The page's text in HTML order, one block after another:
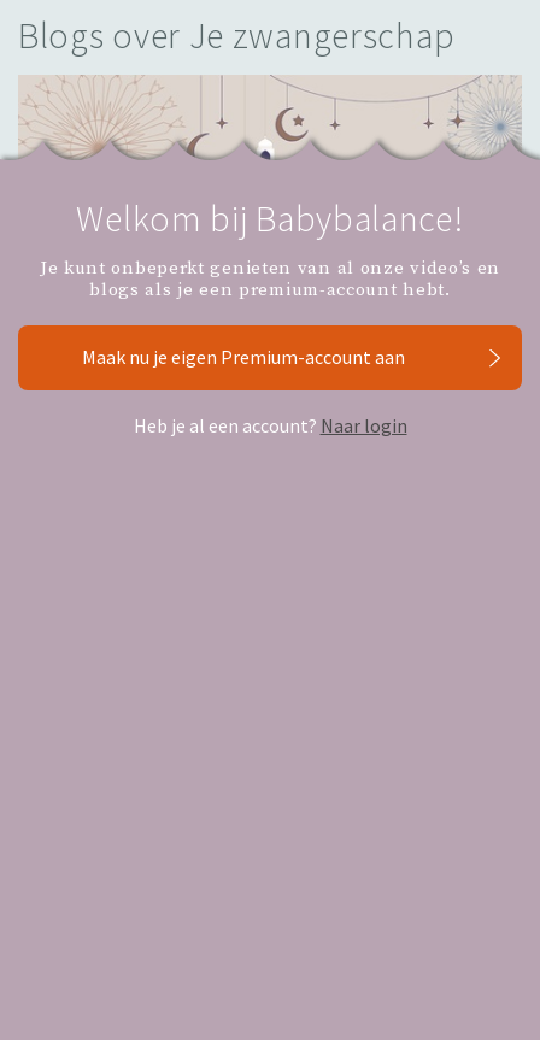
Blogs over Je zwangerschap
Welkom bij Babybalance!
Je kunt onbeperkt genieten van al onze video’s en
blogs als je een premium-account hebt.
Maak nu je eigen Premium-account aan
Heb je al een account? Naar login